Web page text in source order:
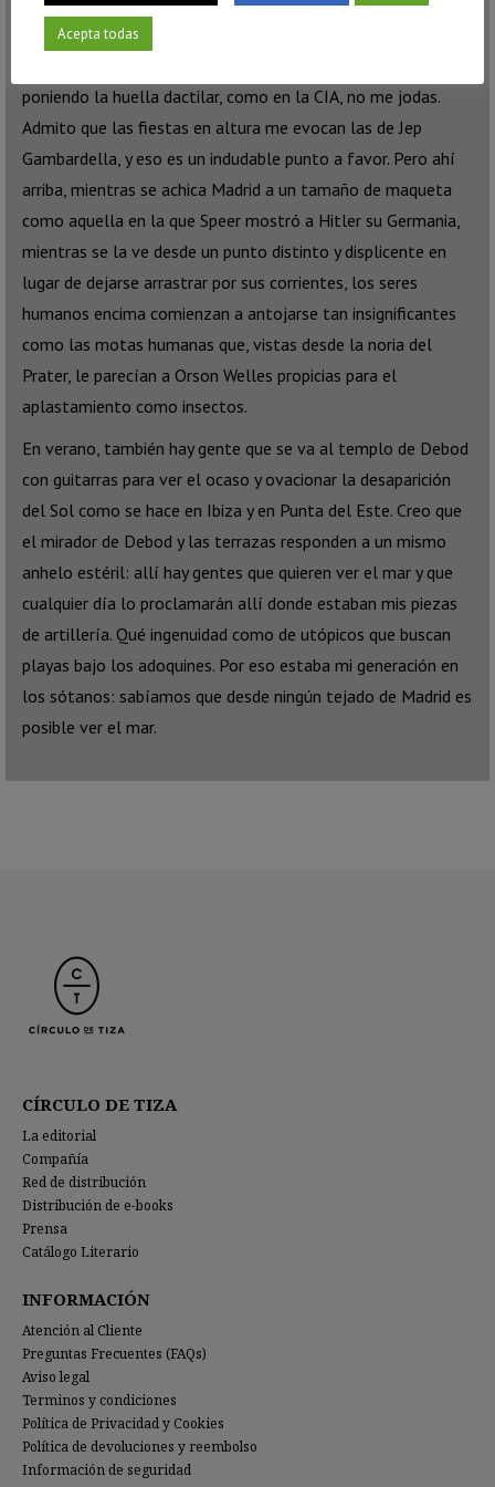
abiertos y favorables a los encuentros espontáneos, al
poniendo la huella dactilar, como en la CIA, no me jodas.
Admito que las fiestas en altura me evocan las de Jep
Gambardella, y eso es un indudable punto a favor. Pero ahí
arriba, mientras se achica Madrid a un tamaño de maqueta
como aquella en la que Speer mostró a Hitler su Germania,
mientras se la ve desde un punto distinto y displicente en
lugar de dejarse arrastrar por sus corrientes, los seres
humanos encima comienzan a antojarse tan insignificantes
como las motas humanas que, vistas desde la noria del
Prater, le parecían a Orson Welles propicias para el
aplastamiento como insectos.
En verano, también hay gente que se va al templo de Debod
con guitarras para ver el ocaso y ovacionar la desaparición
del Sol como se hace en Ibiza y en Punta del Este. Creo que
el mirador de Debod y las terrazas responden a un mismo
anhelo estéril: allí hay gentes que quieren ver el mar y que
cualquier día lo proclamarán allí donde estaban mis piezas
de artillería. Qué ingenuidad como de utópicos que buscan
playas bajo los adoquines. Por eso estaba mi generación en
los sótanos: sabíamos que desde ningún tejado de Madrid es
posible ver el mar.
CÍRCULO DE TIZA
La editorial
Compañía
Red de distribución
Distribución de e-books
Prensa
Catálogo Literario
INFORMACIÓN
Atención al Cliente
Preguntas Frecuentes (FAQs)
Aviso legal
Terminos y condiciones
Política de Privacidad y Cookies
Política de devoluciones y reembolso
Información de seguridad
Acepta todas